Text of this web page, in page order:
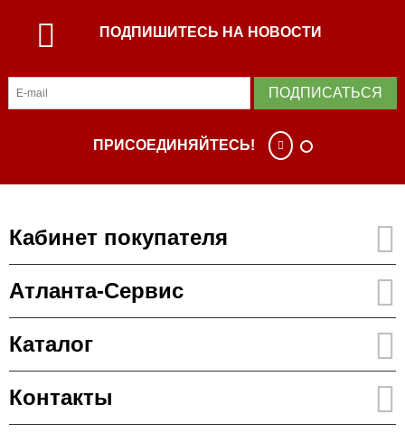
ПОДПИШИТЕСЬ НА НОВОСТИ
ПОДПИСАТЬСЯ
ПРИСОЕДИНЯЙТЕСЬ!
Кабинет покупателя
Атланта-Сервис
Каталог
Контакты